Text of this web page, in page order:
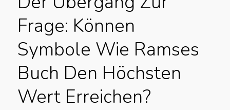
Frage: Können
Symbole Wie Ramses
Buch Den Höchsten
Wert Erreichen?